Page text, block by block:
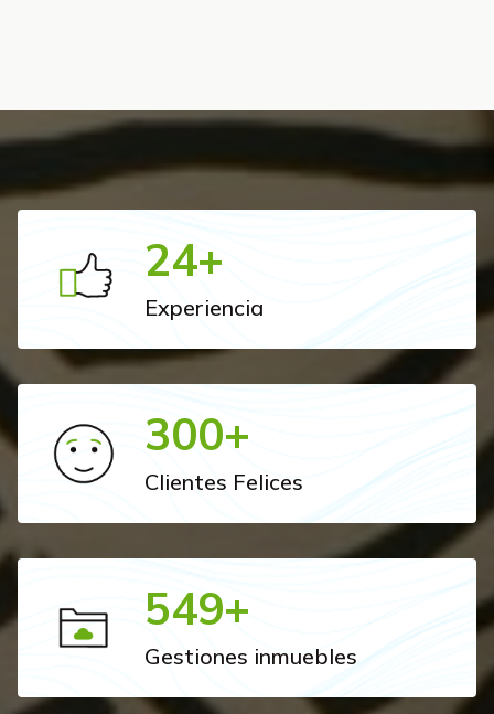
24+
Experiencia
300+
Clientes Felices
560+
Gestiones inmuebles